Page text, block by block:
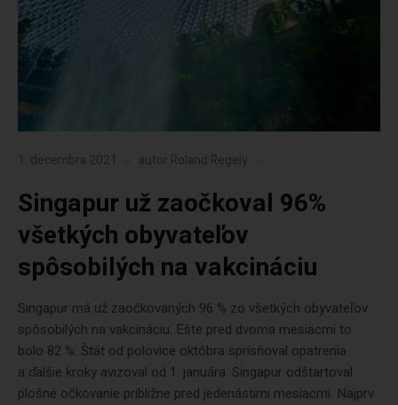
1. decembra 2021 autor Roland Regely
Singapur už zaočkoval 96%
všetkých obyvateľov
spôsobilých na vakcináciu
Singapur má už zaočkovaných 96 % zo všetkých obyvateľov
spôsobilých na vakcináciu. Ešte pred dvoma mesiacmi to
bolo 82 %. Štát od polovice októbra sprísňoval opatrenia
a ďalšie kroky avizoval od 1. januára. Singapur odštartoval
plošné očkovanie približne pred jedenástimi mesiacmi. Najprv